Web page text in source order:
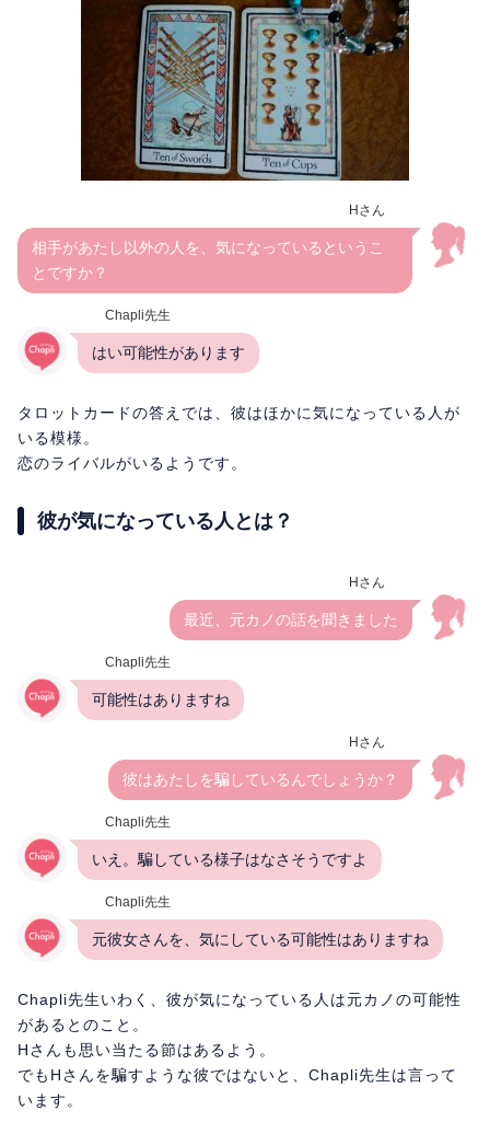
Hさん
相手があたし以外の人を、気になっているというこ
とですか？
Chapli先生
はい可能性があります
タロットカードの答えでは、彼はほかに気になっている人が
いる模様。
恋のライバルがいるようです。
彼が気になっている人とは？
Hさん
最近、元カノの話を聞きました
Chapli先生
可能性はありますね
Hさん
彼はあたしを騙しているんでしょうか？
Chapli先生
いえ。騙している様子はなさそうですよ
Chapli先生
元彼女さんを、気にしている可能性はありますね
Chapli先生いわく、彼が気になっている人は元カノの可能性
があるとのこと。
Hさんも思い当たる節はあるよう。
でもHさんを騙すような彼ではないと、Chapli先生は言って
います。